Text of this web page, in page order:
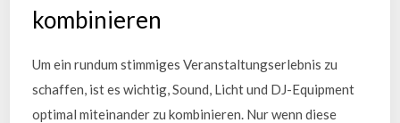
kombinieren
Um ein rundum stimmiges Veranstaltungserlebnis zu
schaffen, ist es wichtig, Sound, Licht und DJ-Equipment
optimal miteinander zu kombinieren. Nur wenn diese